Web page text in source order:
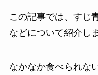
この記事では、すじ
などについて紹介し
なかなか食べられな